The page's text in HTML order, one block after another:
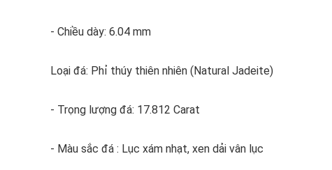
- Chiều dày: 6.04 mm
Loại đá: Phỉ thúy thiên nhiên (Natural Jadeite)
- Trọng lượng đá: 17.812 Carat
- Màu sắc đá : Lục xám nhạt, xen dải vân lục